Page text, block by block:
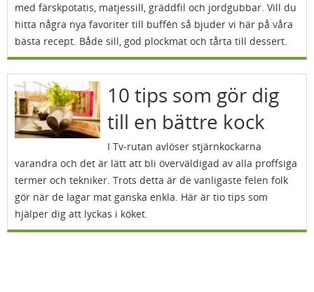
med färskpotatis, matjessill, gräddfil och jordgubbar. Vill du
hitta några nya favoriter till buffén så bjuder vi här på våra
bästa recept. Både sill, god plockmat och tårta till dessert.
10 tips som gör dig
till en bättre kock
I Tv-rutan avlöser stjärnkockarna
varandra och det är lätt att bli överväldigad av alla proffsiga
termer och tekniker. Trots detta är de vanligaste felen folk
gör när de lagar mat ganska enkla. Här är tio tips som
hjälper dig att lyckas i köket.